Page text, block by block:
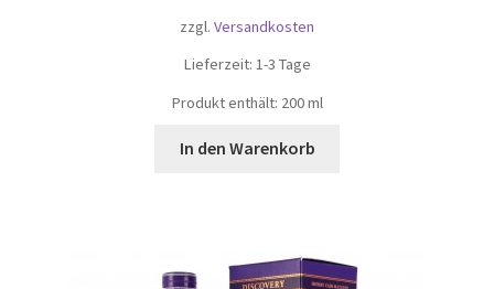
zzgl. Versandkosten
Lieferzeit: 1-3 Tage
Produkt enthält: 200ml
In den Warenkorb